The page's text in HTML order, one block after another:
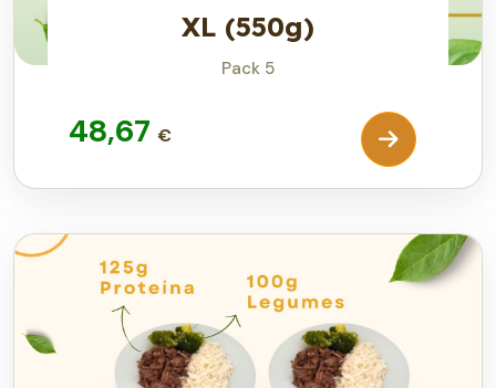
XL (550g)
Pack 5
48,67€